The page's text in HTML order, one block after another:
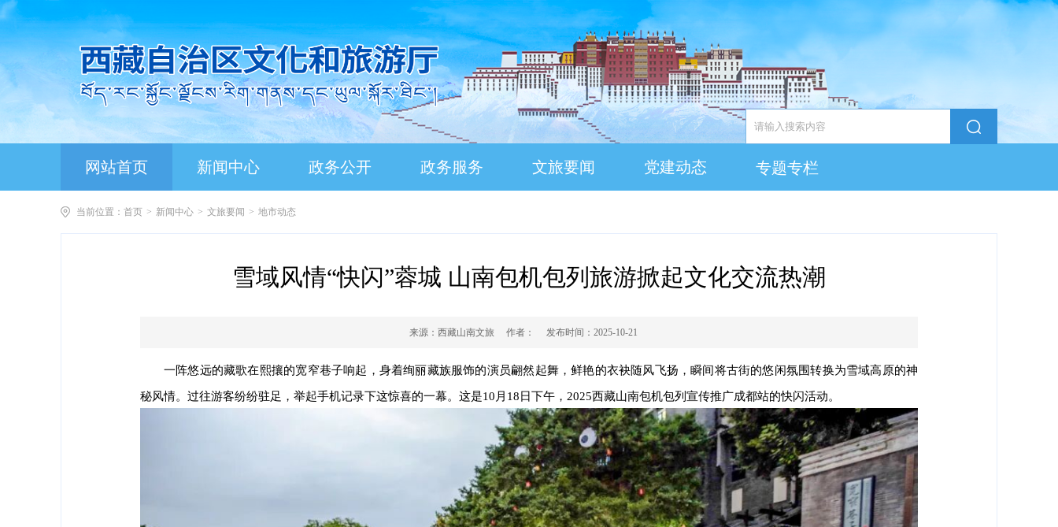
网站首页 新闻中心 政务公开 政务服务 文旅要闻 党建动态 专题专栏
当前位置： 首页 > 新闻中心 > 文旅要闻 > 地市动态
雪域风情“快闪”蓉城 山南包机包列旅游掀起文化交流热潮
来源： 西藏山南文旅 作者： 发布时间： 2025-10-21
一阵悠远的藏歌在熙攘的宽窄巷子响起，身着绚丽藏族服饰的演员翩然起舞，鲜艳的衣袂随风飞扬，瞬间将古街的悠闲氛围转换为雪域高原的神
秘风情。过往游客纷纷驻足，举起手机记录下这惊喜的一幕。这是10月18日下午，2025西藏山南包机包列宣传推广成都站的快闪活动。